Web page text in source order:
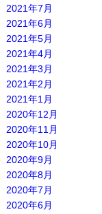
2021年7月
2021年6月
2021年5月
2021年4月
2021年3月
2021年2月
2021年1月
2020年12月
2020年11月
2020年10月
2020年9月
2020年8月
2020年7月
2020年6月